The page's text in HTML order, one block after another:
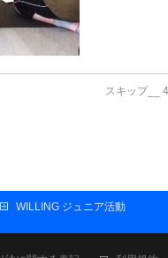
スキップ__ 4
WILLING ジュニア活動